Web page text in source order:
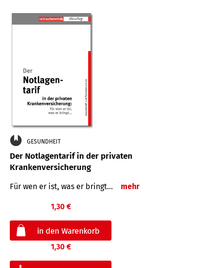
GESUNDHEIT
Der Notlagentarif in der privaten
Krankenversicherung
Für wen er ist, was er bringt… mehr
1,30 €
1,30 €